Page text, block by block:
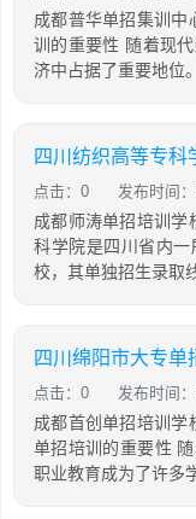
成都普华单招集训中
训的重要性 随着现
济中占据了重要地位
点击：0 发布时间
成都师涛单招培训学
科学院是四川省内
校，其单独招生录取
四川绵阳市大专单
点击：0 发布时间
成都首创单招培训学
单招培训的重要性
职业教育成为了许多